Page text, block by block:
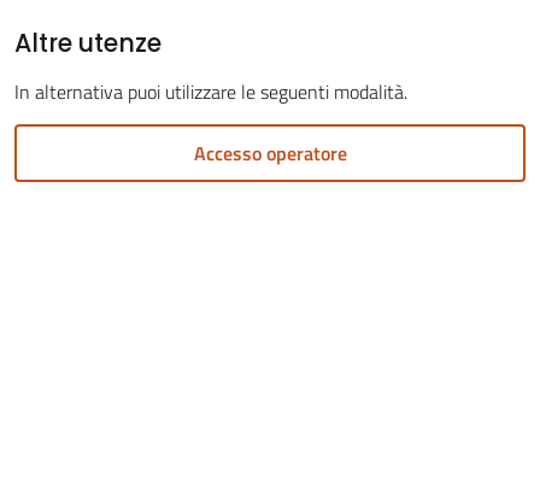
on-
line
Altre utenze
In alternativa puoi utilizzare le seguenti modalità.
Accesso operatore